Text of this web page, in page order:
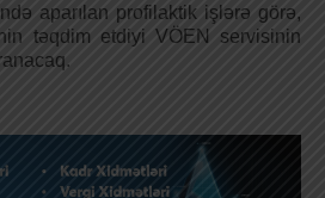
aparılan profilaktik işlərə görə,
təqdim etdiyi VÖEN servisinin